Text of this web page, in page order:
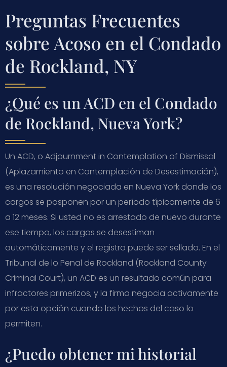
Preguntas Frecuentes
sobre Acoso en el Condado
de Rockland, NY
¿Qué es un ACD en el Condado
de Rockland, Nueva York?
Un ACD, o Adjournment in Contemplation of Dismissal
(Aplazamiento en Contemplación de Desestimación),
es una resolución negociada en Nueva York donde los
cargos se posponen por un período típicamente de 6
a 12 meses. Si usted no es arrestado de nuevo durante
ese tiempo, los cargos se desestiman
automáticamente y el registro puede ser sellado. En el
Tribunal de lo Penal de Rockland (Rockland County
Criminal Court), un ACD es un resultado común para
infractores primerizos, y la firma negocia activamente
por esta opción cuando los hechos del caso lo
permiten.
¿Puedo obtener mi historial